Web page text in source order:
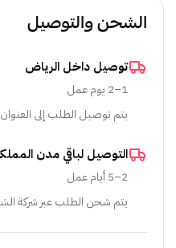
الشحن والتوصيل
توصيل داخل الرياض
1–2 يوم عمل
يتم توصيل الطلب إلى
التوصيل لباقي مدن
2–5 أيام عمل
يتم شحن الطلب عبر شركة